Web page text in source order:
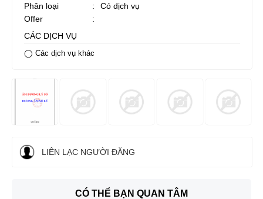
Phân loại :
Có dịch vụ
Offer
:
CÁC DỊCH VỤ
◯ Các dịch vụ khác
LIÊN LẠC NGƯỜI ĐĂNG
CÓ THỂ BẠN QUAN TÂM